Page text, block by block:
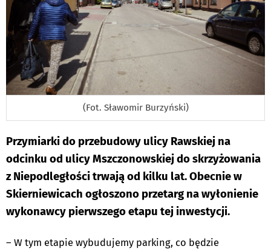
(Fot. Sławomir Burzyński)
Przymiarki do przebudowy ulicy Rawskiej na
odcinku od ulicy Mszczonowskiej do skrzyżowania
z Niepodległości trwają od kilku lat. Obecnie w
Skierniewicach ogłoszono przetarg na wyłonienie
wykonawcy pierwszego etapu tej inwestycji.
– W tym etapie wybudujemy parking, co będzie